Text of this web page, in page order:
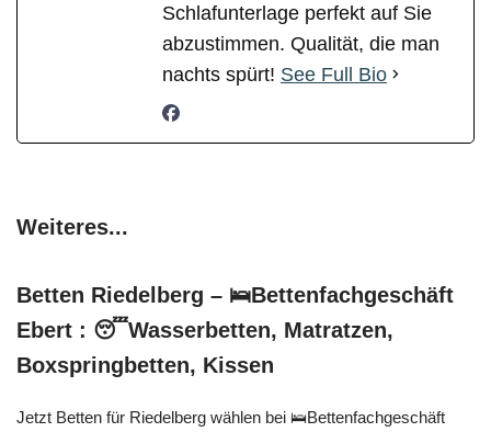
Schlafunterlage perfekt auf Sie
abzustimmen. Qualität, die man
nachts spürt! See Full Bio
Weiteres...
Betten Riedelberg – 🛌Bettenfachgeschäft
Ebert : 😴Wasserbetten, Matratzen,
Boxspringbetten, Kissen
Jetzt Betten für Riedelberg wählen bei 🛌Bettenfachgeschäft